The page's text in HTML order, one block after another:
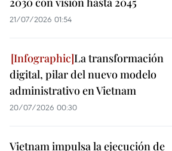
21/07/2026 01:54
La transformación
digital, pilar del nuevo modelo
administrativo en Vietnam
20/07/2026 00:30
Vietnam impulsa la ejecución de